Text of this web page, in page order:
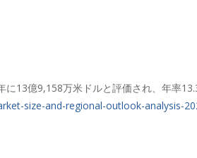
13億9,158万米ドルと評価され、年率
size-and-regional-outlook-analysis-